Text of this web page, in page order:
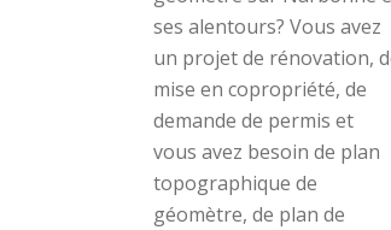
ses alentours? Vous avez
un projet de rénovation,
mise en copropriété, de
demande de permis et
vous avez besoin de plan
topographique de
géomètre, de plan de